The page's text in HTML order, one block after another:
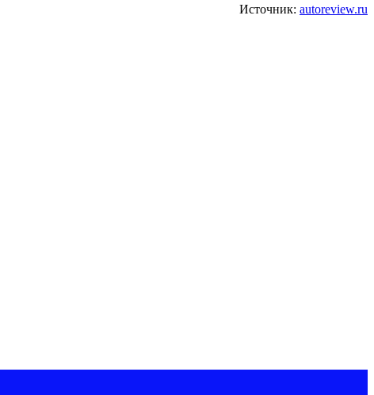
Источник: autoreview.ru